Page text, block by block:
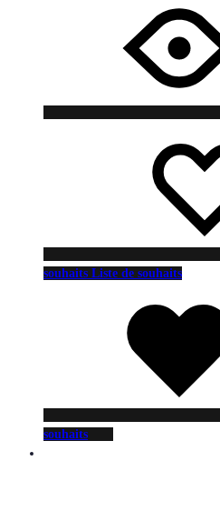
souhaits Liste de souhaits
souhaits